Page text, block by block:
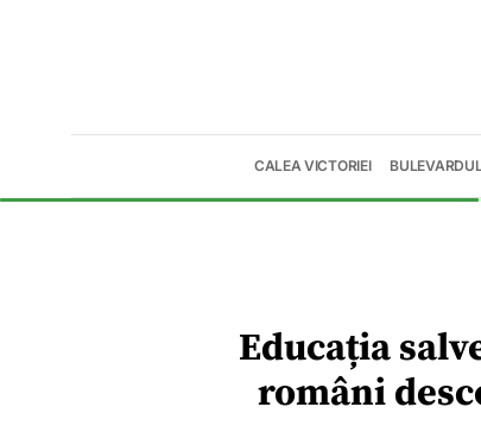
CALEA VICTORIEI
Educația
români